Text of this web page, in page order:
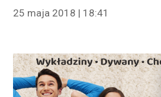
25 maja 2018 | 18:41